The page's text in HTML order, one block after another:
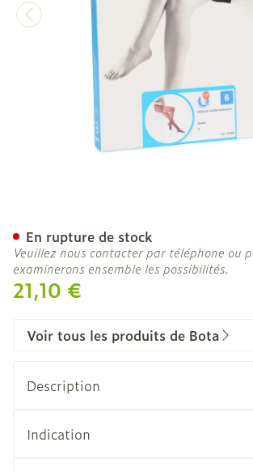
21,10 €
En rupture de stock
Veuillez nous contacter par téléphone ou
examinerons ensemble les possibilités.
Voir tous les produits de Bota
Description
Indication